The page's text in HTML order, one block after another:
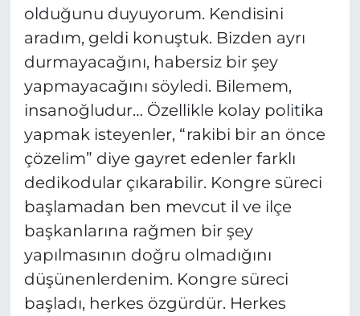
olduğunu duyuyorum. Kendisini
aradım, geldi konuştuk. Bizden ayrı
durmayacağını, habersiz bir şey
yapmayacağını söyledi. Bilemem,
insanoğludur… Özellikle kolay politika
yapmak isteyenler, “rakibi bir an önce
çözelim” diye gayret edenler farklı
dedikodular çıkarabilir. Kongre süreci
başlamadan ben mevcut il ve ilçe
başkanlarına rağmen bir şey
yapılmasının doğru olmadığını
düşünenlerdenim. Kongre süreci
başladı, herkes özgürdür. Herkes